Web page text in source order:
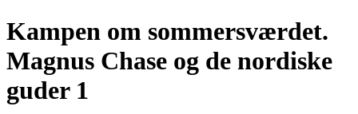
Kampen om sommersværdet.
Magnus Chase og de nordiske
guder 1